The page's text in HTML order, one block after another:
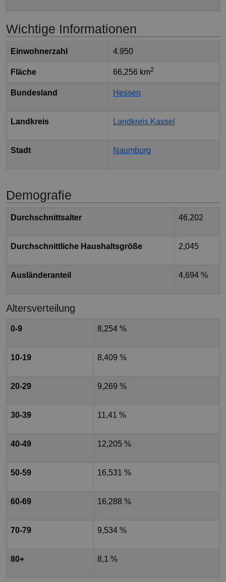
Wichtige Informationen
Einwohnerzahl 4.950
Fläche 66,256 km2
Bundesland Hessen
Landkreis Landkreis Kassel
Stadt Naumburg
Demografie
Durchschnittsalter 46,202
Durchschnittliche Haushaltsgröße 2,045
Ausländeranteil 4,694 %
Altersverteilung
0-9 8,254 %
10-19 8,409 %
20-29 9,269 %
30-39 11,41 %
40-49 12,205 %
50-59 16,531 %
60-69 16,288 %
70-79 9,534 %
80+ 8,1 %